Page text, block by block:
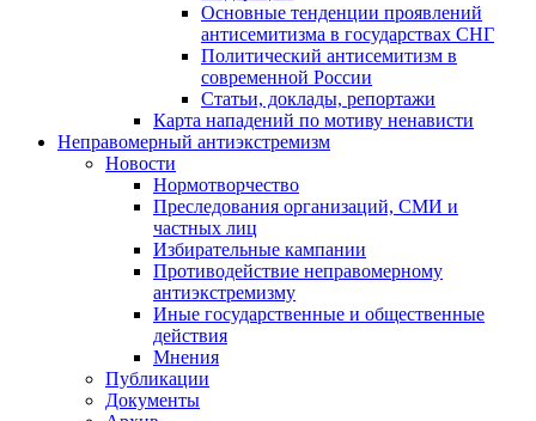
Основные тенденции проявлений
антисемитизма в государствах СНГ
Политический антисемитизм в
современной России
Статьи, доклады, репортажи
Карта нападений по мотиву ненависти
Неправомерный антиэкстремизм
Новости
Нормотворчество
Преследования организаций, СМИ и
частных лиц
Избирательные кампании
Противодействие неправомерному
антиэкстремизму
Иные государственные и общественные
действия
Мнения
Публикации
Документы